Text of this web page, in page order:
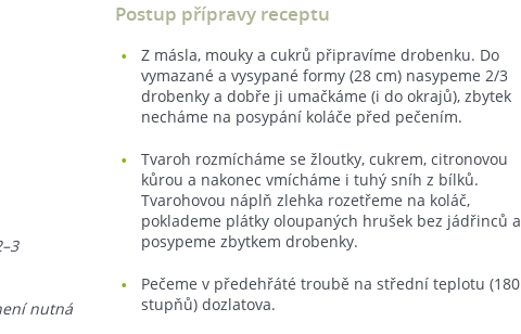
nutná
Postup přípravy receptu
Z másla, mouky a cukrů připravíme drobenku. Do
vymazané a vysypané formy (28 cm) nasypeme 2/3
drobenky a dobře ji umačkáme (i do okrajů), zbytek
necháme na posypání koláče před pečením.
Tvaroh rozmícháme se žloutky, cukrem, citronovou
kůrou a nakonec vmícháme i tuhý sníh z bílků.
Tvarohovou náplň zlehka rozetřeme na koláč,
poklademe plátky oloupaných hrušek bez jádřinců a
posypeme zbytkem drobenky.
Pečeme v předehřáté troubě na střední teplotu (180
stupňů) dozlatova.